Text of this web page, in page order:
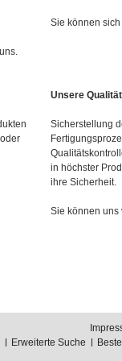
Sie können
Unsere Qualität
Sicherstellung
in höchster
ihre Sicherheit.
Sie können uns
Erweiterte Suche